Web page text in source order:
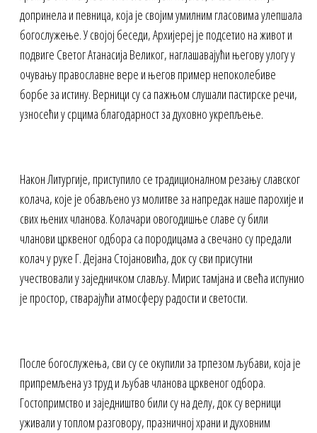
допринела и певница, која је својим умилним гласовима улепшала
богослужење. У својој беседи, Архијереј је подсетио на живот и
подвиге Светог Атанасија Великог, наглашавајући његову улогу у
очувању православне вере и његов пример непоколебиве
борбе за истину. Верници су са пажњом слушали пастирске речи,
узносећи у срцима благодарност за духовно укрепљење.
Након Литургије, приступило се традиционалном резању славског
колача, које је обављено уз молитве за напредак наше парохије и
свих њених чланова. Колачари овогодишње славе су били
чланови црквеног одбора са породицама а свечано су предали
колач у руке Г. Дејана Стојановића, док су сви присутни
учествовали у заједничком слављу. Мирис тамјана и свећа испунио
је простор, стварајући атмосферу радости и светости.
После богослужења, сви су се окупили за трпезом љубави, која је
припремљена уз труд и љубав чланова црквеног одбора.
Гостопримство и заједништво били су на делу, док су верници
уживали у топлом разговору, празничној храни и духовним